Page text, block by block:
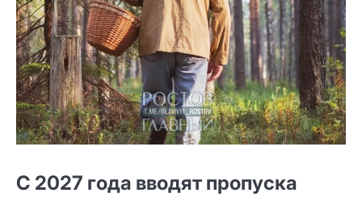
С 2027 года вводят пропуска